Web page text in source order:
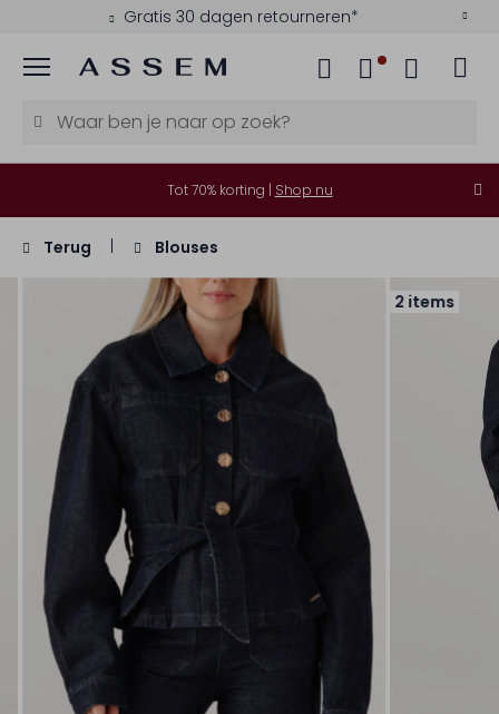
Gratis 30 dagen retourneren*
Menu
Tot 70% korting | Shop nu
Terug Blouses
2 items